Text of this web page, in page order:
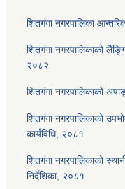
शितगंगा नगरपालिका
शितगंगा नगरपालिकाको
२०८२
शितगंगा नगरपालिकाको
शितगंगा नगरपालिकाको
कार्यविधि, २०८१
शितगंगा नगरपालिकाको
निर्देशिका, २०८१